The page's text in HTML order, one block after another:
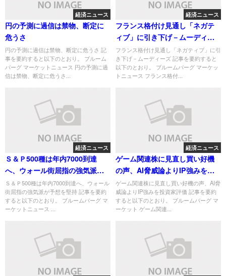
経済ニュース
円の予測に過信は禁物、断定に
危うさ
円の予測に過信は禁物、断定に危うさ 記
事を要約すると以下のとおり。 ブルーム
バーグ マーケットニュース 円の予測に過
信は禁物、断定に危うさ...
経済ニュース
フランス格付け見通し「ネガテ
ィブ」に引き下げ－ムーディー
ズ
フランス格付け見通し「ネガティブ」に引
き下げ－ムーディーズ 記事を要約すると
以下のとおり。 ブルームバーグ マーケッ
トニュース フランス格付...
経済ニュース
Ｓ＆Ｐ500種は年内7000到達
へ、ウォール街屈指の強気派が
予想を堅持
Ｓ＆Ｐ500種は年内7000到達へ、ウォール
街屈指の強気派が予想を堅持 記事を要約
すると以下のとおり。 ブルームバーグ マ
ーケットニュース ...
経済ニュース
ゲーム関連株に見直し買い好機
の声、AI脅威論よりIP強みを投
資家評価
ゲーム関連株に見直し買い好機の声、AI脅
威論よりIP強みを投資家評価 記事を要約
すると以下のとおり。 ブルームバーグ マ
ーケット ゲーム関連...